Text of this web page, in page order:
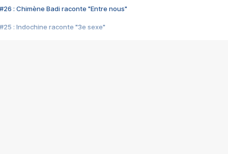
#26 : Chimène Badi raconte "Entre nous"
#25 : Indochine raconte "3e sexe"